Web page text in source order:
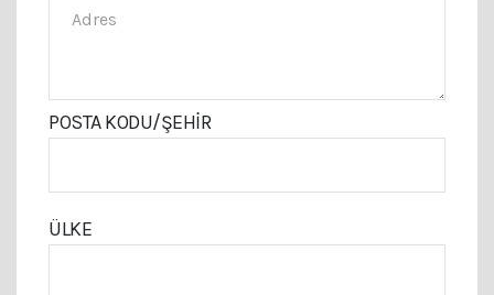
POSTA KODU/ŞEHIR
ÜLKE